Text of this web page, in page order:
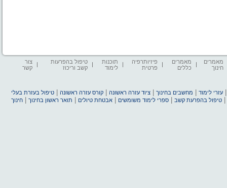
מאמרים
חינוך
מאמרים
כללים
פיזיותרפיה
פרטית
תוכנות
לימוד
טיפול בהפרעות
קשב וריכוז
צור
קשר
עזרי לימוד מחשבים בחינוך |ציוד עזרה ראשונה |קורס עזרה ראשונה |טיפול בעזרת בעלי
|טיפול בהפרעת קשב |ספרי לימוד משומשים |אבטחת טיולים תואר ראשון בחינוך |חינוך